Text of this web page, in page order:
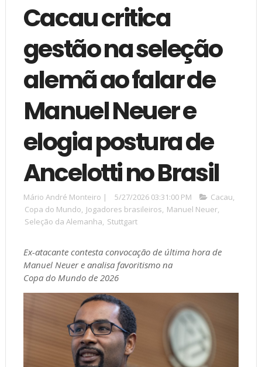
Cacau critica
gestão na seleção
alemã ao falar de
Manuel Neuer e
elogia postura de
Ancelotti no Brasil
Mário André Monteiro | 5/27/2026 03:31:00 PM Cacau,
Copa do Mundo, Jogadores brasileiros, Manuel Neuer,
Seleção da Alemanha, Stuttgart
Ex-atacante contesta convocação de última hora de
Manuel Neuere analisa favoritismo na
Copa do Mundo de 2026